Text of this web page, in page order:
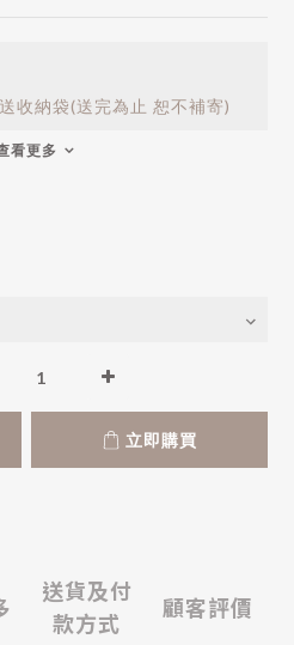
收納袋(送完為止 恕不補寄)
看更多
立即購買
送貨及付
款方式
顧客評價